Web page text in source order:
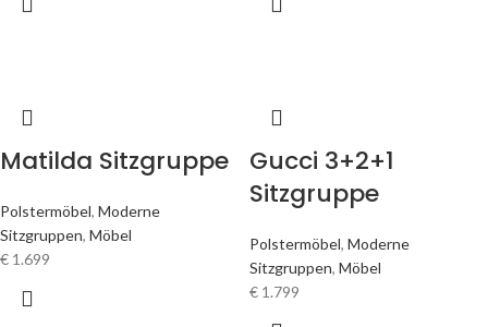
Matilda Sitzgruppe
Polstermöbel, Moderne
Sitzgruppen, Möbel
€ 1.699
Gucci 3+2+1
Sitzgruppe
Polstermöbel, Moderne
Sitzgruppen, Möbel
€ 1.799